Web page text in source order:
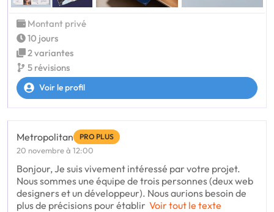
Montant privé
10 jours
2 variantes
5 révisions
Voir le profil
Metropolitan PRO PLUS
20 novembre à 12:00
Bonjour, Je suis vivement intéressé par votre projet.
Nous sommes une équipe de trois personnes (deux web
designers et un développeur). Nous aurions besoin de
plus de précisions pour établir Voir tout le texte